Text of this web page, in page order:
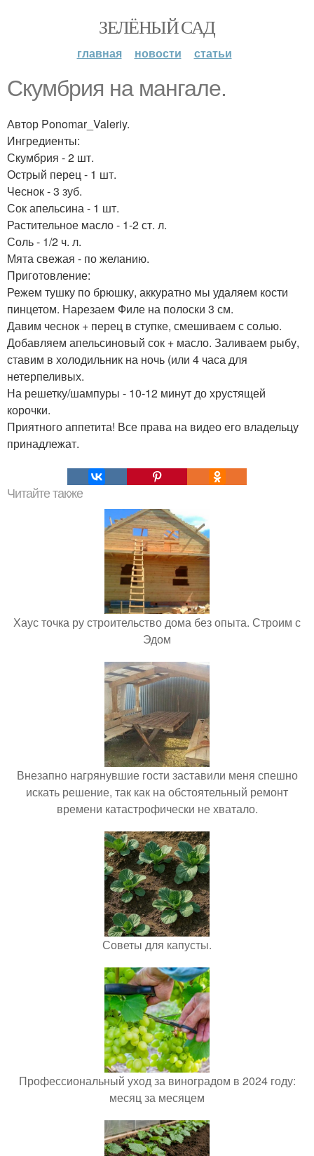
ЗЕЛЁНЫЙ САД
главная новости статьи
Скумбрия на мангале.
Автор Ponomar_Valeriy.
Ингредиенты:
Скумбрия - 2 шт.
Острый перец - 1 шт.
Чеснок - 3 зуб.
Сок апельсина - 1 шт.
Растительное масло - 1-2 ст. л.
Соль - 1/2 ч. л.
Мята свежая - по желанию.
Приготовление:
Режем тушку по брюшку, аккуратно мы удаляем кости
пинцетом. Нарезаем Филе на полоски 3 см.
Давим чеснок + перец в ступке, смешиваем с солью.
Добавляем апельсиновый сок + масло. Заливаем рыбу,
ставим в холодильник на ночь (или 4 часа для
нетерпеливых.
На решетку/шампуры - 10-12 минут до хрустящей
корочки.
Приятного аппетита! Все права на видео его владельцу
принадлежат.
Читайте также
Хаус точка ру строительство дома без опыта. Строим с
Эдом
Внезапно нагрянувшие гости заставили меня спешно
искать решение, так как на обстоятельный ремонт
времени катастрофически не хватало.
Советы для капусты.
Профессиональный уход за виноградом в 2024 году:
месяц за месяцем